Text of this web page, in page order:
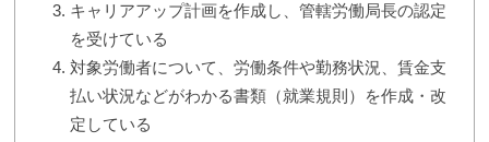
キャリアアップ計画を作成し、管轄労働局長の認定
を受けている
対象労働者について、労働条件や勤務状況、賃金支
払い状況などがわかる書類（就業規則）を作成・改
定している